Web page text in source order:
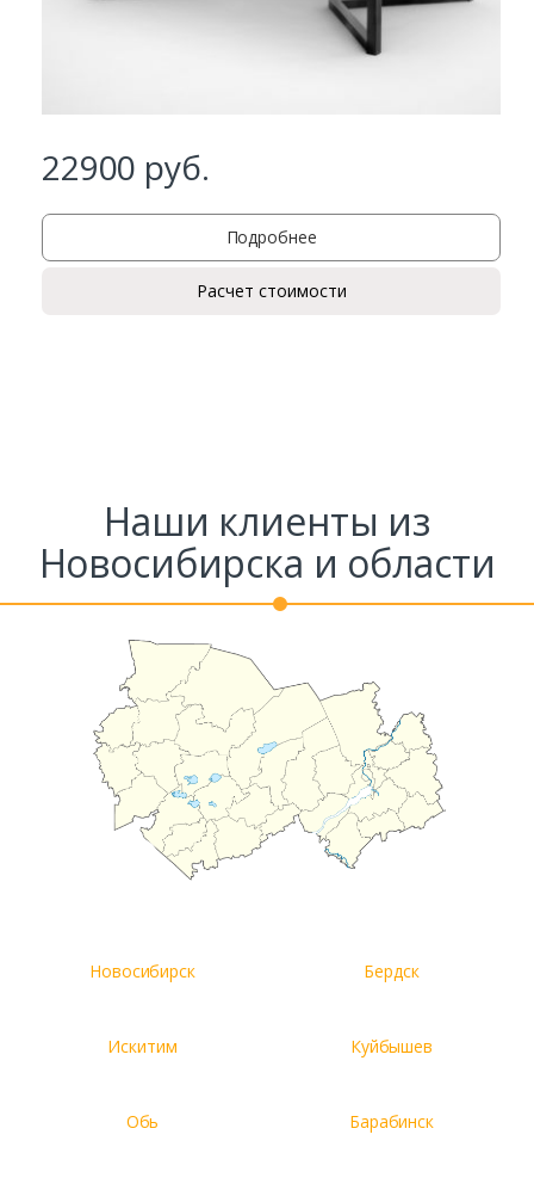
Комментарий к заказу
22900 руб.
Подробнее
Расчет стоимости
Наши клиенты из
Новосибирска и области
Новосибирск Бердск
Искитим Куйбышев
Обь Барабинск